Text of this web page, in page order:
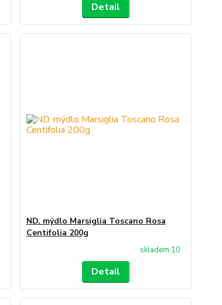
Detail
ND. mýdlo Marsiglia Toscano Rosa
Centifolia 200g
skladem 10
Detail